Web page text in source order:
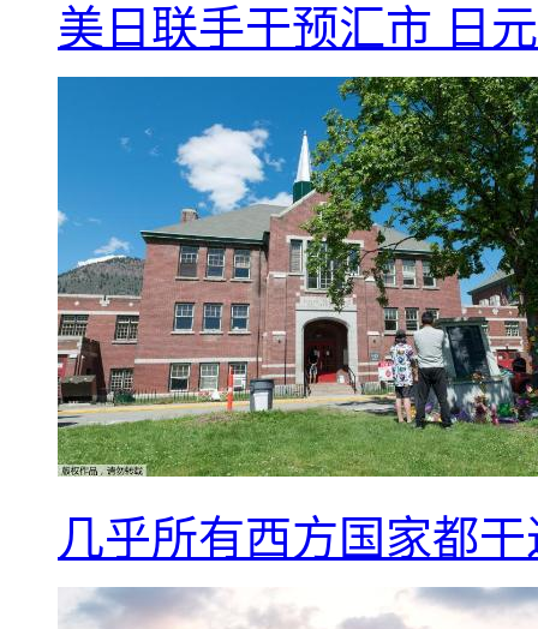
美日联手干预汇市 日
几乎所有西方国家都